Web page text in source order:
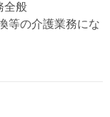
全般
等の介護業務にな